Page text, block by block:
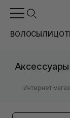
ВОЛОСЫЛИЦО
Интернет